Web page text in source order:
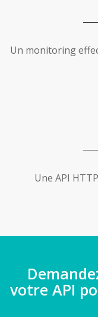
Un monitoring
Une API
Demandez le paramétrage de
votre API